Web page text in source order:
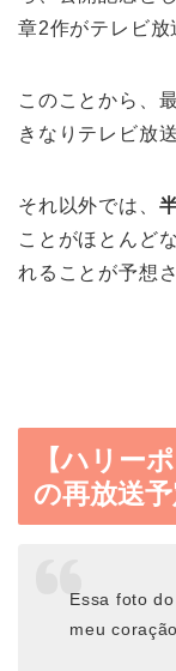
章2作がテレビ放
このことから、
きなりテレビ放
それ以外では、
ことがほとんど
れることが予想
【ハリー
の再放送
Essa foto
meu